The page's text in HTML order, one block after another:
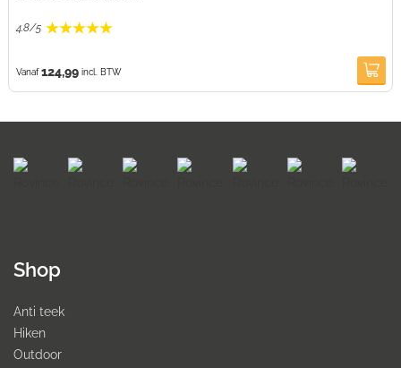
4.8/5
Vanaf 124,99 incl. BTW
Shop
Anti teek
Hiken
Outdoor